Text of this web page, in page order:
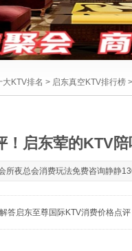
大KTV排名 > 启东真空KTV排行榜
！启东荤的KTV
所夜总会消费玩法免费咨询静
答启东至尊国际KTV消费价格点